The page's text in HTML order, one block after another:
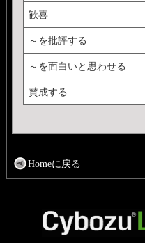
歓喜
～を批評する
～を面白いと思わせる
賛成する
Homeに戻る